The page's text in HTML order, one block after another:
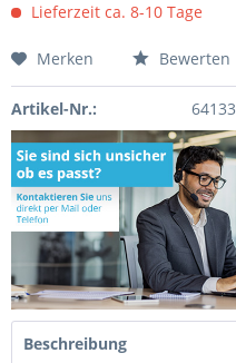
Lieferzeit ca. 8-10 Tage
Merken Bewerten
Artikel-Nr.: 64133
Beschreibung